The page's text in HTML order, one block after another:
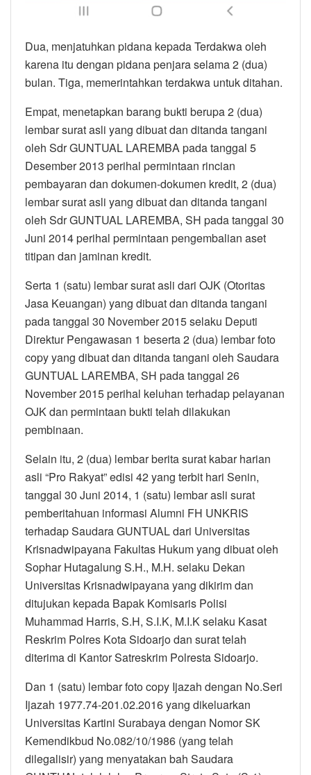
Dua, menjatuhkan pidana kepada Terdakwa oleh
karena itu dengan pidana penjara selama 2 (dua)
bulan. Tiga, memerintahkan terdakwa untuk ditahan.
Empat, menetapkan barang bukti berupa 2 (dua)
lembar surat asli yang dibuat dan ditanda tangani
oleh Sdr GUNTUAL LAREMBA pada tanggal 5
Desember 2013 perihal permintaan rincian
pembayaran dan dokumen-dokumen kredit, 2 (dua)
lembar surat asli yang dibuat dan ditanda tangani
oleh Sdr GUNTUAL LAREMBA, SH pada tanggal 30
Juni 2014 perihal permintaan pengembalian aset
titipan dan jaminan kredit.
Serta 1 (satu) lembar surat asli dari OJK (Otoritas
Jasa Keuangan) yang dibuat dan ditanda tangani
pada tanggal 30 November 2015 selaku Deputi
Direktur Pengawasan 1 beserta 2 (dua) lembar foto
copy yang dibuat dan ditanda tangani oleh Saudara
GUNTUAL LAREMBA, SH pada tanggal 26
November 2015 perihal keluhan terhadap pelayanan
OJK dan permintaan bukti telah dilakukan
pembinaan.
Selain itu, 2 (dua) lembar berita surat kabar harian
asli “Pro Rakyat” edisi 42 yang terbit hari Senin,
tanggal 30 Juni 2014, 1 (satu) lembar asli surat
pemberitahuan informasi Alumni FH UNKRIS
terhadap Saudara GUNTUAL dari Universitas
Krisnadwipayana Fakultas Hukum yang dibuat oleh
Sophar Hutagalung S.H., M.H. selaku Dekan
Universitas Krisnadwipayana yang dikirim dan
ditujukan kepada Bapak Komisaris Polisi
Muhammad Harris, S.H, S.I.K, M.I.K selaku Kasat
Reskrim Polres Kota Sidoarjo dan surat telah
diterima di Kantor Satreskrim Polresta Sidoarjo.
Dan 1 (satu) lembar foto copy Ijazah dengan No.Seri
Ijazah 1977.74-201.02.2016 yang dikeluarkan
Universitas Kartini Surabaya dengan Nomor SK
Kemendikbud No.082/10/1986 (yang telah
dilegalisir) yang menyatakan bah Saudara